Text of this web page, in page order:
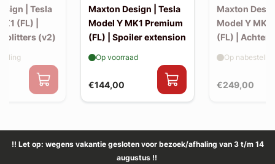
| Tesla
(FL) |
splitters (v2)
Maxton Design | Tesla
Model Y MK1 Premium
(FL) | Spoiler extension
€144,00
Op voorraad
Maxton
Model Y MK1
(FL) | Achter
€249,00
Op
!! Let op: wegens vakantie gesloten voor bezoek/afhaling van 3 t/m 14
augustus !!